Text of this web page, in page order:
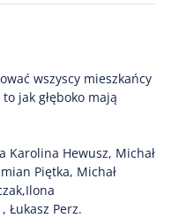
wszyscy mieszkańcy
to jak głęboko mają
Karolina Hewusz, Michał
Piętka, Michał
Łukasz Perz.